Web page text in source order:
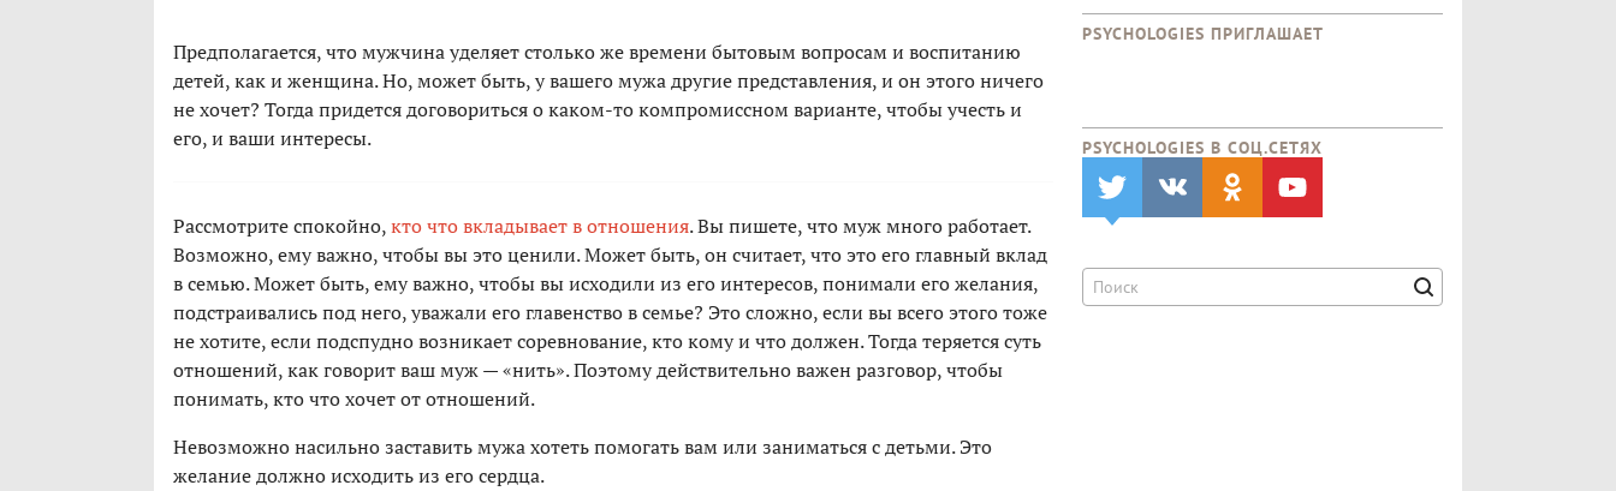
Предполагается, что мужчина уделяет столько же времени бытовым вопросам и воспитанию
детей, как и женщина. Но, может быть, у вашего мужа другие представления, и он этого ничего
не хочет? Тогда придется договориться о каком-то компромиссном варианте, чтобы учесть и
его, и ваши интересы.
Рассмотрите спокойно,кто что вкладывает в отношения. Вы пишете, что муж много работает.
Возможно, ему важно, чтобы вы это ценили. Может быть, он считает, что это его главный вклад
в семью. Может быть, ему важно, чтобы вы исходили из его интересов, понимали его желания,
подстраивались под него, уважали его главенство в семье? Это сложно, если вы всего этого тоже
не хотите, если подспудно возникает соревнование, кто кому и что должен. Тогда теряется суть
отношений, как говорит ваш муж — «нить». Поэтому действительно важен разговор, чтобы
понимать, кто что хочет от отношений.
Невозможно насильно заставить мужа хотеть помогать вам или заниматься с детьми. Это
желание должно исходить из его сердца.
PSYCHOLOGIES ПРИГЛАШАЕТ
PSYCHOLOGIES В CОЦ.СЕТЯХ